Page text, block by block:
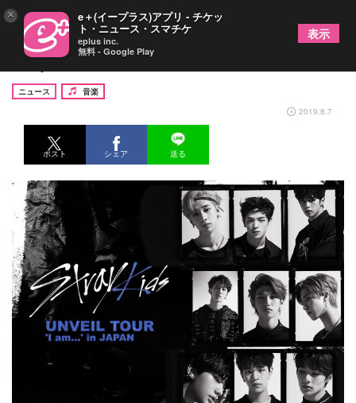
Stray Kids、初の単独来日公演を9月に開催決定
ニュース
音楽
2019.8.7
ポスト シェア 送る
× e＋(イープラス)アプリ - チケッ
ト・ニュース・スマチケ
eplus inc.
無料 - Google Play
表示